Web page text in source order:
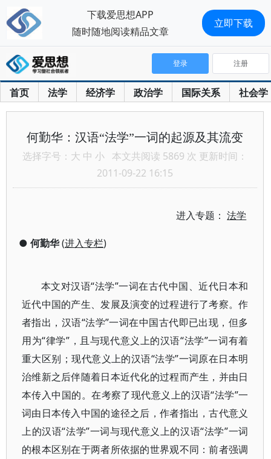
首页 法学 经济学 政治学 国际关系 社会学
登录 注册
何勤华：汉语“法学”一词的起源及其流变
选择字号： 大 中 小 本文共阅读 5869 次 更新时间：
2011-09-22 16:15
进入专题：法学
● 何勤华(进入专栏)
本文对汉语“法学”一词在古代中国、近代日本和
近代中国的产生、发展及演变的过程进行了考察。作
者指出，汉语“法学”一词在中国古代即已出现，但多
用为“律学”，且与现代意义上的汉语“法学”一词有着
重大区别；现代意义上的汉语“法学”一词原在日本明
治维新之后伴随着日本近代化的过程而产生，并由日
本传入中国的。在考察了现代意义上的汉语“法学”一
词由日本传入中国的途径之后，作者指出，古代意义
上的汉语“法学”一词与现代意义上的汉语“法学”一词
的根本区别在于两者所依据的世界观不同：前者强调
下载爱思想APP
随时随地阅读精品文章
立即下载